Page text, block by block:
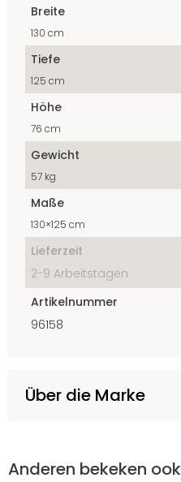
Breite
130 cm
Tiefe
125 cm
Höhe
76 cm
Gewicht
57 kg
Maße
130×125 cm
Lieferzeit
2-9 Arbeitstagen
Artikelnummer
96158
Über die Marke
Anderen bekeken ook